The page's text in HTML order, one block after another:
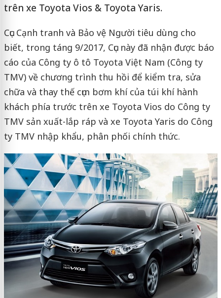
trên xe Toyota Vios & Toyota Yaris.
Cục Cạnh tranh và Bảo vệ Người tiêu dùng cho
biết, trong táng 9/2017, Cục này đã nhận được báo
cáo của Công ty ô tô Toyota Việt Nam (Công ty
TMV) về chương trình thu hồi để kiểm tra, sửa
chữa và thay thế cụm bơm khí của túi khí hành
khách phía trước trên xe Toyota Vios do Công ty
TMV sản xuất-lắp ráp và xe Toyota Yaris do Công
ty TMV nhập khẩu, phân phối chính thức.